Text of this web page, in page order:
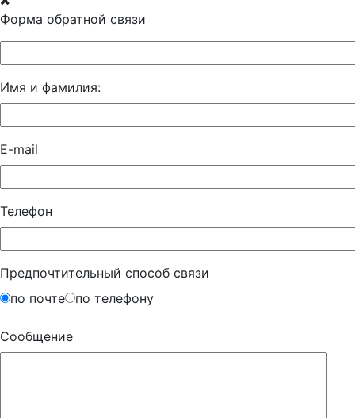
Форма обратной связи
Имя и фамилия:
E-mail
Телефон
Предпочтительный способ связи
по почте
по телефону
Сообщение